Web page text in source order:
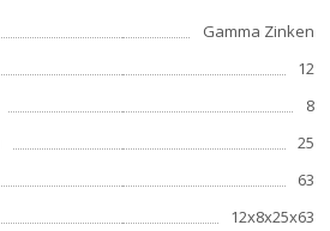
Gamma Zinken
12
8
25
63
12x8x25x63